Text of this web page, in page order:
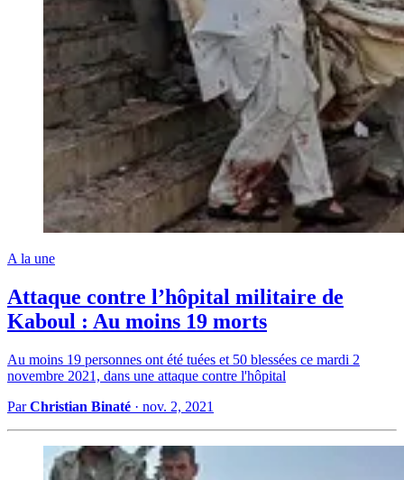
A la une
Attaque contre l’hôpital militaire de
Kaboul : Au moins 19 morts
Au moins 19 personnes ont été tuées et 50 blessées ce mardi 2
novembre 2021, dans une attaque contre l'hôpital
ParChristian Binaté · nov. 2, 2021